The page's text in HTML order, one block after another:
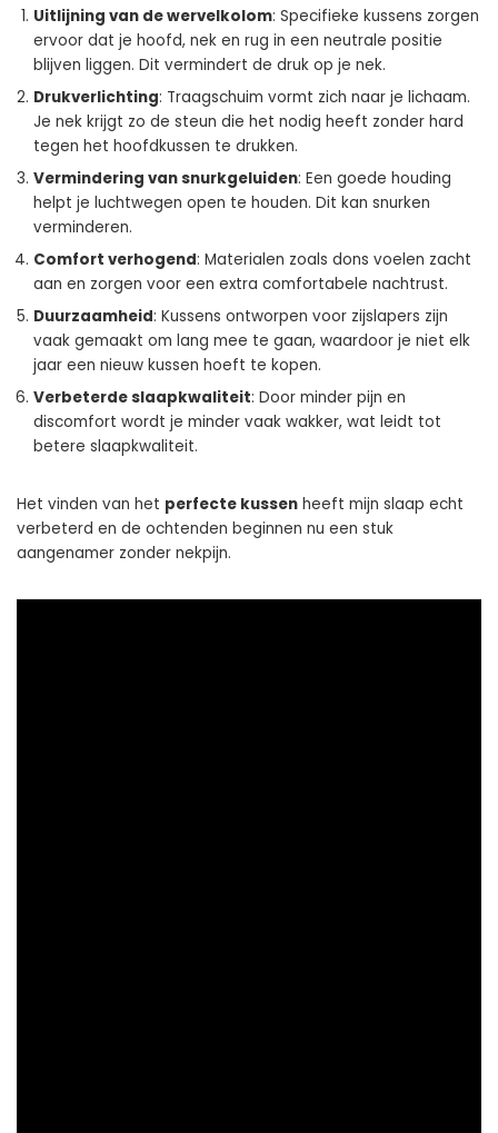
Uitlijning van de wervelkolom: Specifieke kussens zorgen
ervoor dat je hoofd, nek en rug in een neutrale positie
blijven liggen. Dit vermindert de druk op je nek.
Drukverlichting: Traagschuim vormt zich naar je lichaam.
Je nek krijgt zo de steun die het nodig heeft zonder hard
tegen het hoofdkussen te drukken.
Vermindering van snurkgeluiden: Een goede houding
helpt je luchtwegen open te houden. Dit kan snurken
verminderen.
Comfort verhogend: Materialen zoals dons voelen zacht
aan en zorgen voor een extra comfortabele nachtrust.
Duurzaamheid: Kussens ontworpen voor zijslapers zijn
vaak gemaakt om lang mee te gaan, waardoor je niet elk
jaar een nieuw kussen hoeft te kopen.
Verbeterde slaapkwaliteit: Door minder pijn en
discomfort wordt je minder vaak wakker, wat leidt tot
betere slaapkwaliteit.
Het vinden van het perfecte kussen heeft mijn slaap echt
verbeterd en de ochtenden beginnen nu een stuk
aangenamer zonder nekpijn.